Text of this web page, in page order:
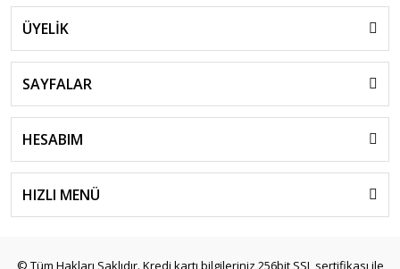
ÜYELİK
SAYFALAR
HESABIM
HIZLI MENÜ
© Tüm Hakları Saklıdır. Kredi kartı bilgileriniz 256bit SSL sertifikası ile